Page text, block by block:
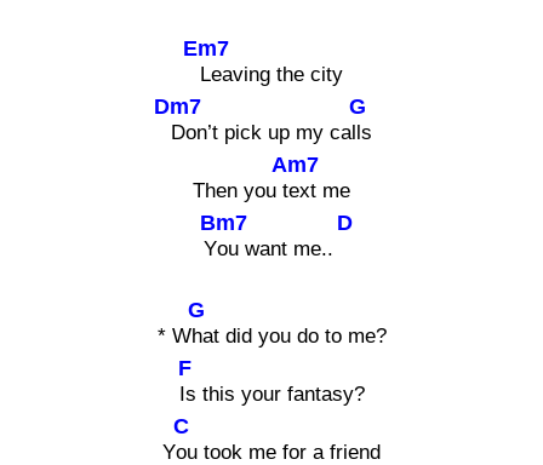
Em7
Leaving the city
Dm7
Don’t pick up my ca
G
lls
Then you t
Am7
ext me
Y
Bm7
ou want me..
D
* W
G
hat did you do to me?
F
Is this your fantasy?
Y
C
ou took me for a friend